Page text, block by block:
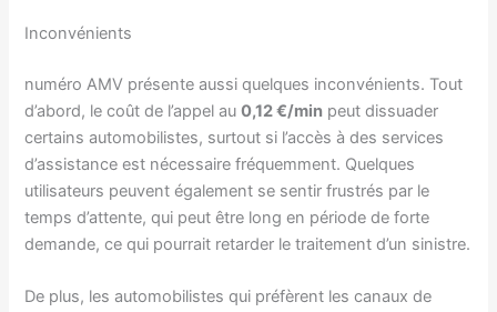
Inconvénients
numéro AMV présente aussi quelques inconvénients. Tout
d’abord, le coût de l’appel au0,12 €/min peut dissuader
certains automobilistes, surtout si l’accès à des services
d’assistance est nécessaire fréquemment. Quelques
utilisateurs peuvent également se sentir frustrés par le
temps d’attente, qui peut être long en période de forte
demande, ce qui pourrait retarder le traitement d’un sinistre.
De plus, les automobilistes qui préfèrent les canaux de